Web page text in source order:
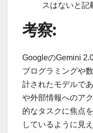
スはないと記
考察:
GoogleのGemini
プログラミングや
計されたモデルで
や外部情報へのア
的なタスクに焦点
しているように見